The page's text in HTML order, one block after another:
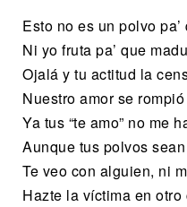
Esto no es un polvo
Ni yo fruta pa’ que
Ojalá y tu actitud la
Nuestro amor se
Ya tus “te amo” no me
Aunque tus polvos
Te veo con alguien, ni
Hazte la víctima en